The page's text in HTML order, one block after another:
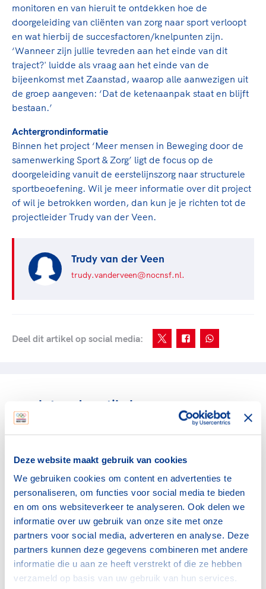
Deze website maakt gebruik van cookies
We gebruiken cookies om content en advertenties te
personaliseren, om functies voor social media te bieden
en om ons websiteverkeer te analyseren. Ook delen we
informatie over uw gebruik van onze site met onze
partners voor social media, adverteren en analyse. Deze
partners kunnen deze gegevens combineren met andere
informatie die u aan ze heeft verstrekt of die ze hebben
verzameld op basis van uw gebruik van hun services.
Sport gaat niet vanzelf
Sport verenigt. Op sportclubs, pleintjes, tijdens
een rondje fietsen, door samen te skaten of naar
de sportschool te gaan. Door samen te juichen
voor Sifan Hassan, Rico Verhoeven, Diede de
genieten van de karatewedstrijd van je dochter,
de halve marathon van je moeder of de
hockeywedstrijd van je buurjongen.
Lees verder
High5 Stappenplan
Ruimte voor sport
Clubondersteuning
Beroepskrachten
Samen voor een veilige
sportomgeving
Voor welk gedrag staat de club? Wat mag wel
langs de lijn, in de kleedkamer, kantine en online?
En wat mag vooral niet? Een gedragscode geeft
hier richting aan en is dus een belangrijk
onderdeel van het clubbeleid rondom gewenst en
Lees verder
Maatschappelijke waarde topsport
Top teamsportcompetities
De TeamNL Academie
De TeamNL Academie biedt een leer- en
ontwikkelprogramma voor de volgende functies
bestuurders, (technisch) directeuren, managers en
toekomstig kader.
Lees verder
monitoren en van hieruit te ontdekken hoe de
doorgeleiding van cliënten van zorg naar sport verloopt
en wat hierbij de succesfactoren/knelpunten zijn.
‘Wanneer zijn jullie tevreden aan het einde van dit
traject?' luidde als vraag aan het einde van de
bijeenkomst met Zaanstad, waarop alle aanwezigen uit
de groep aangeven: ‘Dat de ketenaanpak staat en blijft
bestaan.’
Achtergrondinformatie
Binnen het project ‘Meer mensen in Beweging door de
samenwerking Sport & Zorg’ ligt de focus op de
doorgeleiding vanuit de eerstelijnszorg naar structurele
sportbeoefening. Wil je meer informatie over dit project
of wil je betrokken worden, dan kun je je richten tot de
projectleider Trudy van der Veen.
Trudy van der Veen
trudy.vanderveen@nocnsf.nl.
Deel dit artikel op social media:
gerelateerde artikelen
Grote zorgen over
afhandeling BOSA-
aanvragen 2026
30 april 2026
Bonden
BOSA-regeling 2026 opent
op 5 januari
15 december 2025